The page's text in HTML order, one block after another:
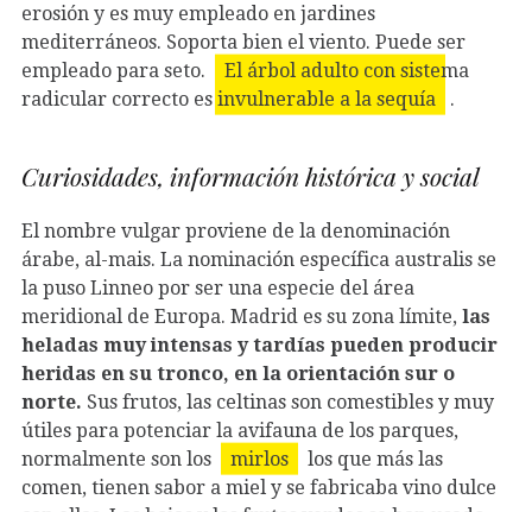
erosión y es muy empleado en jardines
mediterráneos. Soporta bien el viento. Puede ser
empleado para seto.
El árbol adulto con sistema
radicular correcto es invulnerable a la sequía
.
Curiosidades, información histórica y social
El nombre vulgar proviene de la denominación
árabe, al-mais. La nominación específica australis se
la puso Linneo por ser una especie del área
meridional de Europa. Madrid es su zona límite, las
heladas muy intensas y tardías pueden producir
heridas en su tronco, en la orientación sur o
norte. Sus frutos, las celtinas son comestibles y muy
útiles para potenciar la avifauna de los parques,
normalmente son los
mirlos
los que más las
comen, tienen sabor a miel y se fabricaba vino dulce